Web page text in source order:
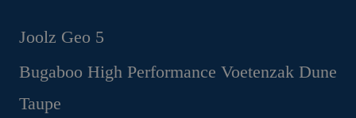
Joolz Geo 5
Oorspronkelijke
prijs
was:
Huidige
prijs
is:
Bugaboo High Performance Voetenzak Dune
Taupe